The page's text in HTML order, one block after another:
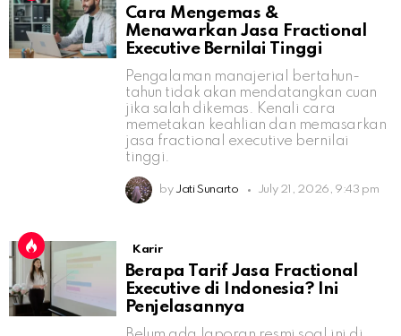
Cara Mengemas &
Menawarkan Jasa Fractional
Executive Bernilai Tinggi
Pengalaman manajerial bertahun-
tahun tidak akan mendatangkan cuan
jika salah dikemas. Kenali cara
memetakan keahlian dan memasarkan
jasa fractional executive bernilai
tinggi.
by Jati Sunarto July 21, 2026, 9:43 pm
Karir
Berapa Tarif Jasa Fractional
Executive di Indonesia? Ini
Penjelasannya